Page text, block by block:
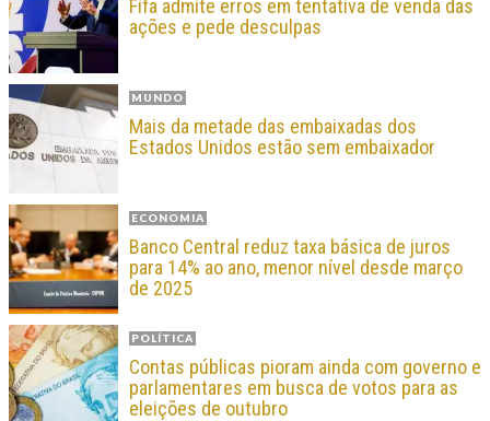
Fifa admite erros em tentativa de venda das
ações e pede desculpas
MUNDO
Mais da metade das embaixadas dos
Estados Unidos estão sem embaixador
ECONOMIA
Banco Central reduz taxa básica de juros
para 14% ao ano, menor nível desde março
de 2025
POLÍTICA
Contas públicas pioram ainda com governo e
parlamentares em busca de votos para as
eleições de outubro